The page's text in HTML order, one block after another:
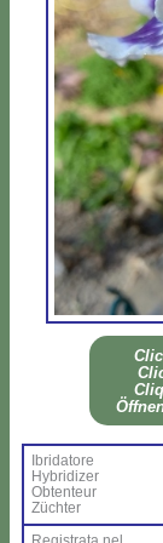
Ibri­da­to­re
Hy­bri­di­zer
Ob­ten­teur
Zü­ch­ter